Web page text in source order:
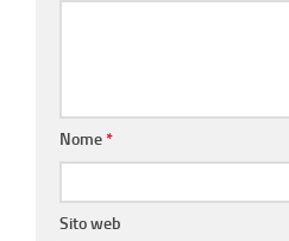
Nome*
Sito web